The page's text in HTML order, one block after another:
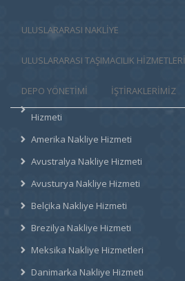
ULUSLARARASI NAKLİYE
ULUSLARARASI TAŞIMACILIK HIZMETLERI
DEPO YÖNETİMİ
İŞTİRAKLERİMİZ
Hizmeti
Amerika Nakliye Hizmeti
Avustralya Nakliye Hizmeti
Avusturya Nakliye Hizmeti
Belçika Nakliye Hizmeti
Brezilya Nakliye Hizmeti
Meksika Nakliye Hizmetleri
Danimarka Nakliye Hizmeti